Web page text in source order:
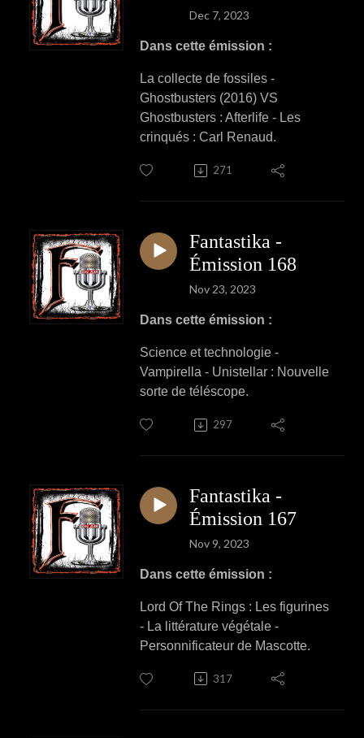
Dec 7, 2023
Dans cette émission :
La collecte de fossiles -
Ghostbusters (2016) VS
Ghostbusters : Afterlife - Les
crinqués : Carl Renaud.
271
Fantastika -
Émission 168
Nov 23, 2023
Dans cette émission :
Science et technologie -
Vampirella - Unistellar : Nouvelle
sorte de téléscope.
297
Fantastika -
Émission 167
Nov 9, 2023
Dans cette émission :
Lord Of The Rings : Les figurines
- La littérature végétale -
Personnificateur de Mascotte.
317